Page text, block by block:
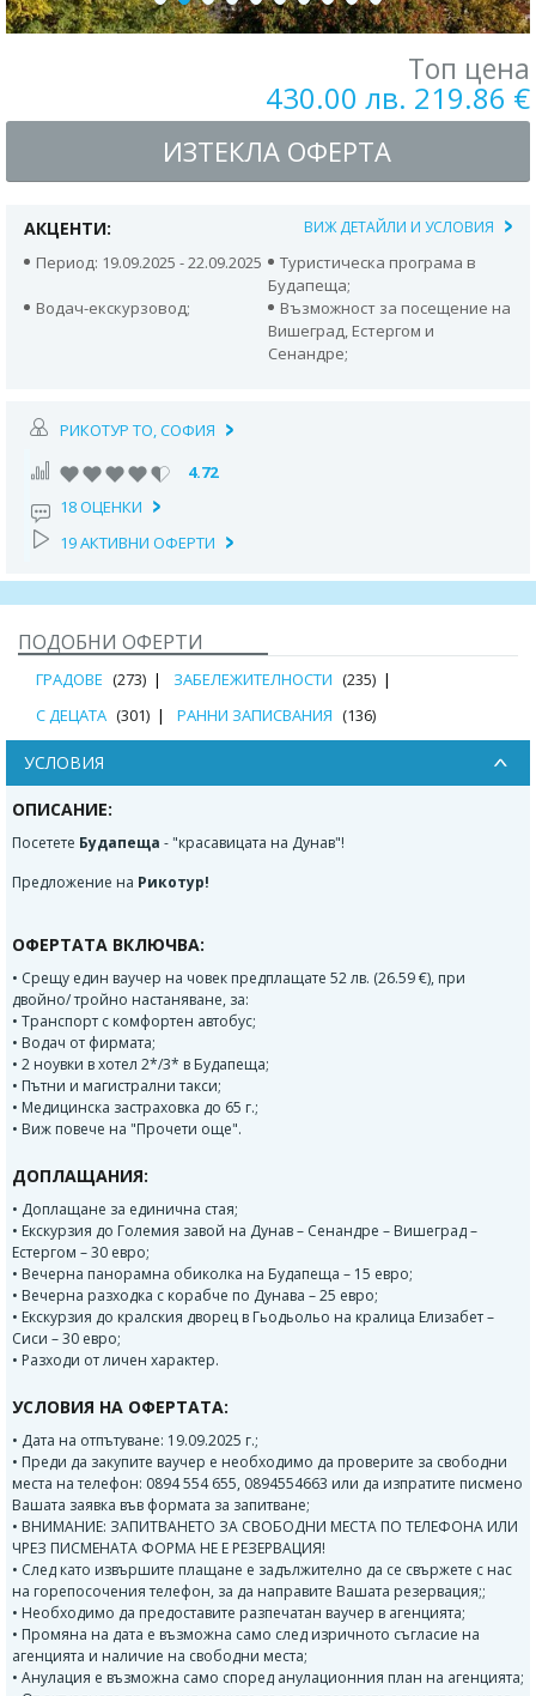
Топ цена
430.00 лв. 219.86 €
ИЗТЕКЛА ОФЕРТА
АКЦЕНТИ: ВИЖ ДЕТАЙЛИ И УСЛОВИЯ
Период: 19.09.2025 - 22.09.2025
Туристическа програма в
Будапеща;
Водач-екскурзовод;
Възможност за посещение на
Вишеград, Естергом и
Сенандре;
РИКОТУР TO, СОФИЯ
4.72
18 ОЦЕНКИ
19 АКТИВНИ ОФЕРТИ
ПОДОБНИ ОФЕРТИ
ГРАДОВЕ (273) ЗАБЕЛЕЖИТЕЛНОСТИ (235)
С ДЕЦАТА (301) РАННИ ЗАПИСВАНИЯ (136)
УСЛОВИЯ
ОПИСАНИЕ:
Посетете Будапеща - "красавицата на Дунав"!
Предложение на Рикотур!
ОФЕРТАТА ВКЛЮЧВА:
• Срещу един ваучер на човек предплащате 52 лв. (26.59 €), при
двойно/ тройно настаняване, за:
• Транспорт с комфортен автобус;
• Водач от фирмата;
• 2 ноувки в хотел 2*/3* в Будапеща;
• Пътни и магистрални такси;
• Медицинска застраховка до 65 г.;
• Виж повече на "Прочети още".
ДОПЛАЩАНИЯ:
• Доплащане за единична стая;
• Екскурзия до Големия завой на Дунав – Сенандре – Вишеград –
Естергом – 30 евро;
• Вечерна панорамна обиколка на Будапеща – 15 евро;
• Вечерна разходка с корабче по Дунава – 25 евро;
• Екскурзия до кралския дворец в Гьодьольо на кралица Елизабет –
Сиси – 30 евро;
• Разходи от личен характер.
УСЛОВИЯ НА ОФЕРТАТА:
• Дата на отпътуване: 19.09.2025 г.;
• Преди да закупите ваучер е необходимо да проверите за свободни
места на телефон: 0894 554 655, 0894554663 или да изпратите писмено
Вашата заявка във формата за запитване;
• ВНИМАНИЕ: ЗАПИТВАНЕТО ЗА СВОБОДНИ МЕСТА ПО ТЕЛЕФОНА ИЛИ
ЧРЕЗ ПИСМЕНАТА ФОРМА НЕ Е РЕЗЕРВАЦИЯ!
• След като извършите плащане е задължително да се свържете с нас
на горепосочения телефон, за да направите Вашата резервация;;
• Необходимо да предоставите разпечатан ваучер в агенцията;
• Промяна на дата е възможна само след изричното съгласие на
агенцията и наличие на свободни места;
• Анулация е възможна само според анулационния план на агенцията;